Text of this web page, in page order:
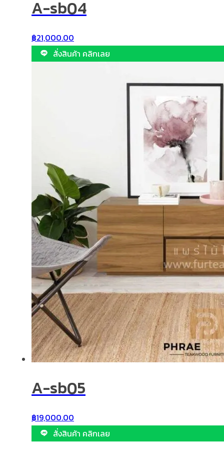
A-sb04
฿21,000.00
สั่งสินค้า คลิกเลย
A-sb05
฿19,000.00
สั่งสินค้า คลิกเลย